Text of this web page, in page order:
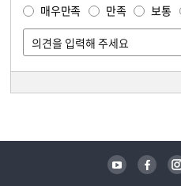
매우만족 만족 보통
유튜브 페이스북 인스타그램